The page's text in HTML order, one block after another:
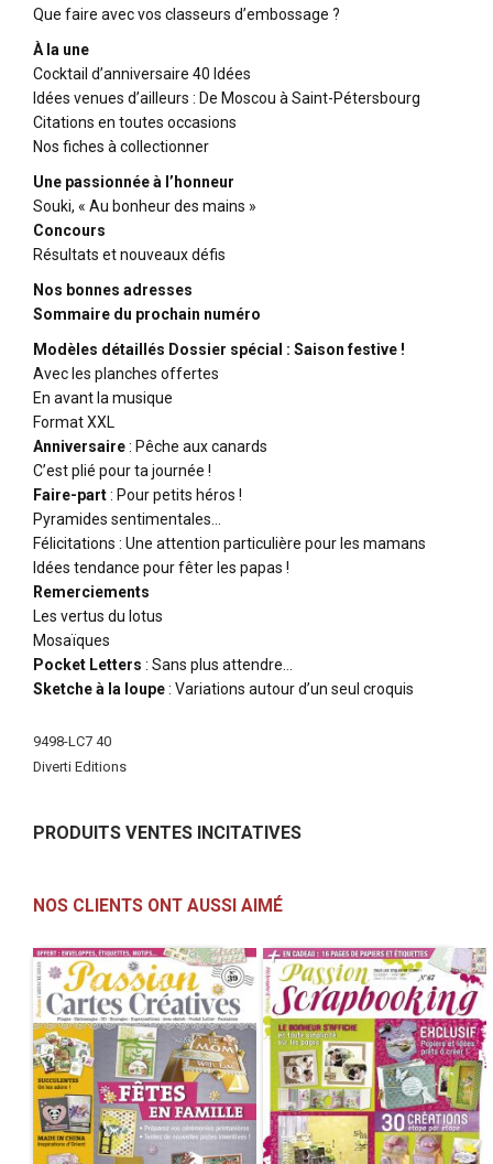
Que faire avec vos classeurs d’embossage ?
À la une
Cocktail d’anniversaire 40 Idées
Idées venues d’ailleurs : De Moscou à Saint-Pétersbourg
Citations en toutes occasions
Nos fiches à collectionner
Une passionnée à l’honneur
Souki, « Au bonheur des mains »
Concours
Résultats et nouveaux défis
Nos bonnes adresses
Sommaire du prochain numéro
Modèles détaillés Dossier spécial : Saison festive !
Avec les planches offertes
En avant la musique
Format XXL
Anniversaire: Pêche aux canards
C’est plié pour ta journée !
Faire-part: Pour petits héros !
Pyramides sentimentales…
Félicitations : Une attention particulière pour les mamans
Idées tendance pour fêter les papas !
Remerciements
Les vertus du lotus
Mosaïques
Pocket Letters : Sans plus attendre…
Sketche à la loupe: Variations autour d’un seul croquis
Plus
d'infos
9498-LC7 40
Diverti Editions
PRODUITS VENTES INCITATIVES
NOS CLIENTS ONT AUSSI AIMÉ